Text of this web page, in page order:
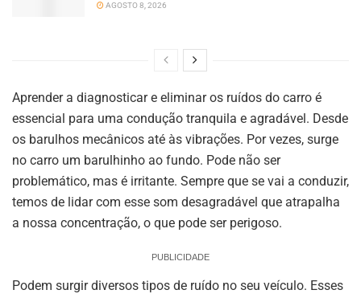
AGOSTO 8, 2026
Aprender a diagnosticar e eliminar os ruídos do carro é
essencial para uma condução tranquila e agradável. Desde
os barulhos mecânicos até às vibrações. Por vezes, surge
no carro um barulhinho ao fundo. Pode não ser
problemático, mas é irritante. Sempre que se vai a conduzir,
temos de lidar com esse som desagradável que atrapalha
a nossa concentração, o que pode ser perigoso.
PUBLICIDADE
Podem surgir diversos tipos de ruído no seu veículo. Esses